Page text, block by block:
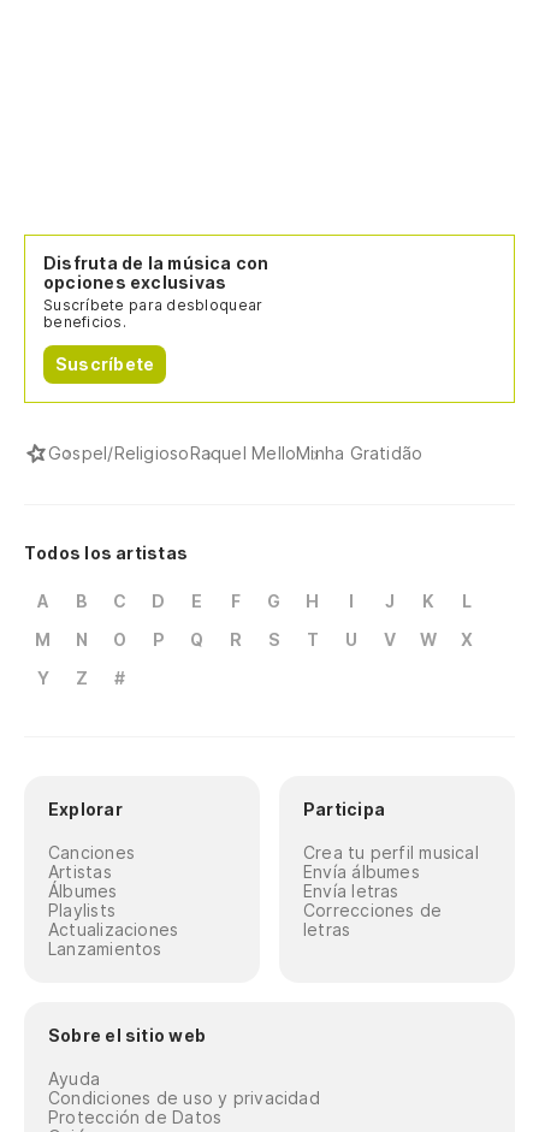
Disfruta de la música con
opciones exclusivas
Suscríbete para desbloquear
beneficios.
Suscríbete
Gospel/ReligiosoRaquel MelloMinha Gratidão
Todos los artistas
A B C D E F G H I J K
L
M
N O P Q R S T U V W
X
Y
Z #
Explorar
Canciones
Artistas
Álbumes
Playlists
Actualizaciones
Lanzamientos
Participa
Crea tu perfil musical
Envía álbumes
Envía letras
Correcciones de
letras
Sobre el sitio web
Ayuda
Condiciones de uso y privacidad
Protección de Datos